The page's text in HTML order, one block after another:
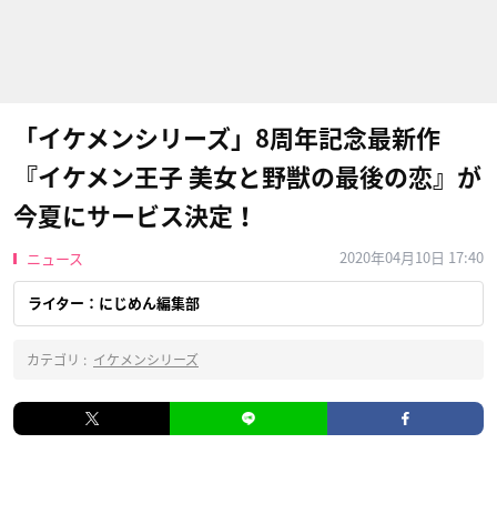
「イケメンシリーズ」8周年記念最新作
『イケメン王子 美女と野獣の最後の恋』が
今夏にサービス決定！
ニュース 2020年04月10日 17:40
ライター：にじめん編集部
カテゴリ : イケメンシリーズ